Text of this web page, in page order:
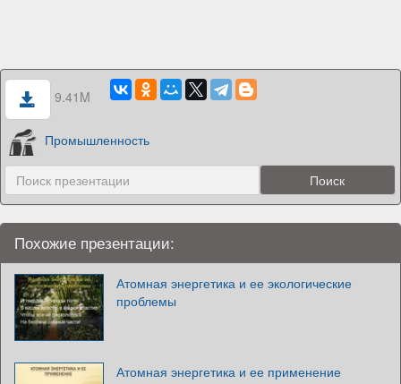
9.41M
Промышленность
Похожие презентации:
Атомная энергетика и ее экологические
проблемы
Атомная энергетика и ее применение